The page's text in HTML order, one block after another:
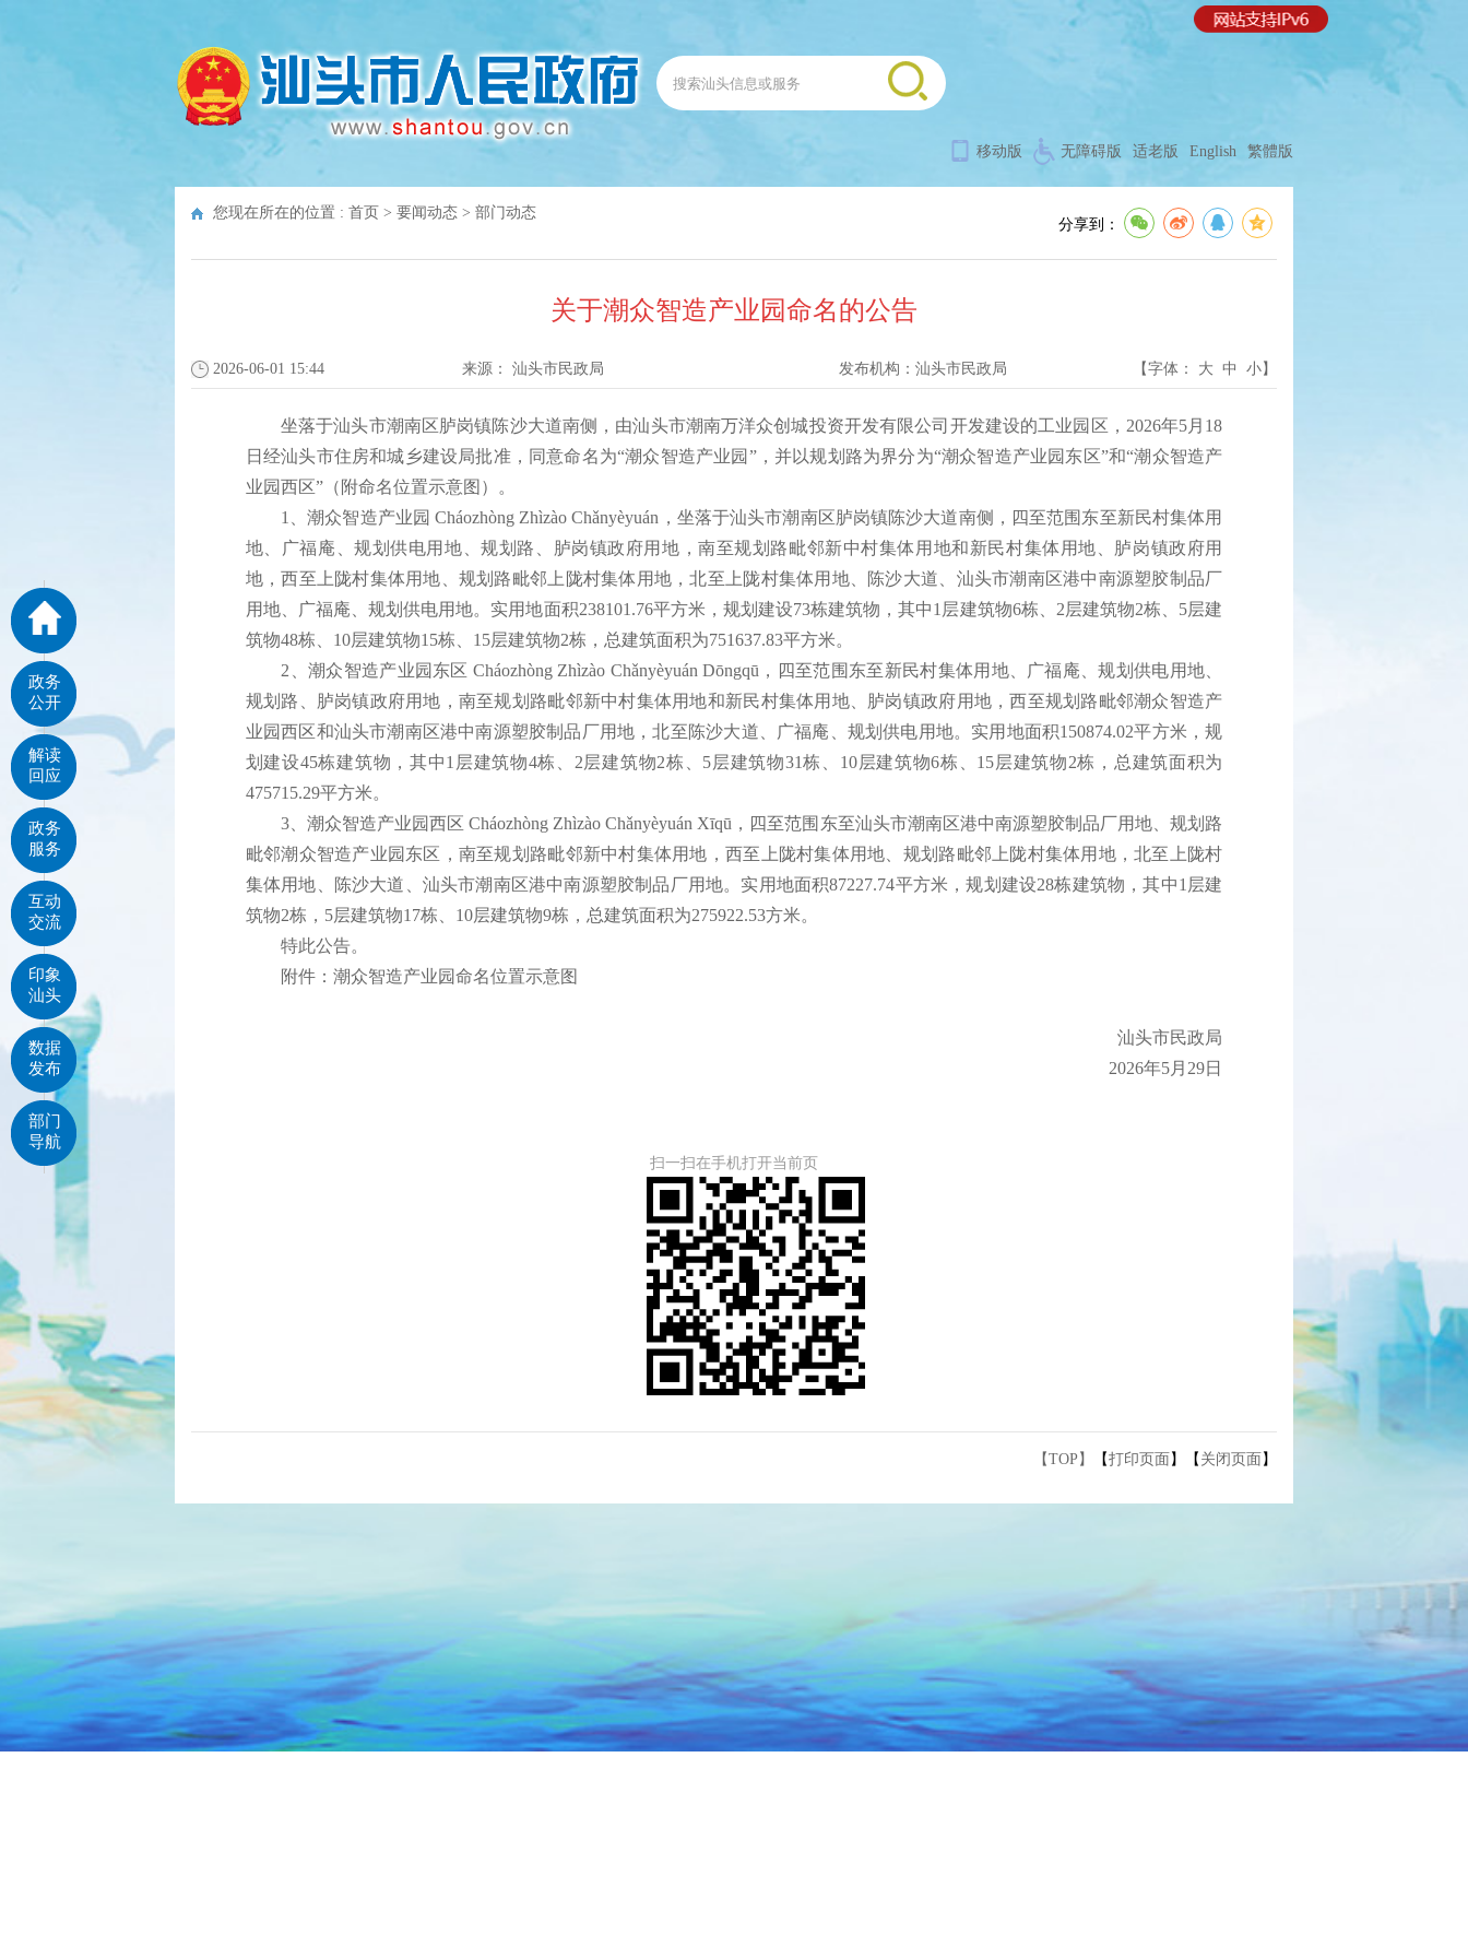
移动版 无障碍版 适老版 English 繁體版
您现在所在的位置 : 首页 > 要闻动态 > 部门动态
分享到：
关于潮众智造产业园命名的公告
2026-06-01 15:44 来源： 汕头市民政局 发布机构： 汕头市民政局 【字体： 大 中 小】
坐落于汕头市潮南区胪岗镇陈沙大道南侧，由汕头市潮南万洋众创城投资开发有限公司开发建设的工业园区，2026年5月18
日经汕头市住房和城乡建设局批准，同意命名为“潮众智造产业园”，并以规划路为界分为“潮众智造产业园东区”和“潮众智造产
业园西区”（附命名位置示意图）。
1、潮众智造产业园 Cháozhòng Zhìzào Chǎnyèyuán，坐落于汕头市潮南区胪岗镇陈沙大道南侧，四至范围东至新民村集体用
地、广福庵、规划供电用地、规划路、胪岗镇政府用地，南至规划路毗邻新中村集体用地和新民村集体用地、胪岗镇政府用
地，西至上陇村集体用地、规划路毗邻上陇村集体用地，北至上陇村集体用地、陈沙大道、汕头市潮南区港中南源塑胶制品厂
用地、广福庵、规划供电用地。实用地面积238101.76平方米，规划建设73栋建筑物，其中1层建筑物6栋、2层建筑物2栋、5层建
筑物48栋、10层建筑物15栋、15层建筑物2栋，总建筑面积为751637.83平方米。
2、潮众智造产业园东区 Cháozhòng Zhìzào Chǎnyèyuán Dōngqū，四至范围东至新民村集体用地、广福庵、规划供电用地、
规划路、胪岗镇政府用地，南至规划路毗邻新中村集体用地和新民村集体用地、胪岗镇政府用地，西至规划路毗邻潮众智造产
业园西区和汕头市潮南区港中南源塑胶制品厂用地，北至陈沙大道、广福庵、规划供电用地。实用地面积150874.02平方米，规
划建设45栋建筑物，其中1层建筑物4栋、2层建筑物2栋、5层建筑物31栋、10层建筑物6栋、15层建筑物2栋，总建筑面积为
475715.29平方米。
3、潮众智造产业园西区 Cháozhòng Zhìzào Chǎnyèyuán Xīqū，四至范围东至汕头市潮南区港中南源塑胶制品厂用地、规划路
毗邻潮众智造产业园东区，南至规划路毗邻新中村集体用地，西至上陇村集体用地、规划路毗邻上陇村集体用地，北至上陇村
集体用地、陈沙大道、汕头市潮南区港中南源塑胶制品厂用地。实用地面积87227.74平方米，规划建设28栋建筑物，其中1层建
筑物2栋，5层建筑物17栋、10层建筑物9栋，总建筑面积为275922.53方米。
特此公告。
附件： 潮众智造产业园命名位置示意图
汕头市民政局
2026年5月29日
扫一扫在手机打开当前页
【TOP】 【打印页面 】【 关闭页面 】
政务
公开
解读
回应
政务
服务
互动
交流
印象
汕头
数据
发布
部门
导航